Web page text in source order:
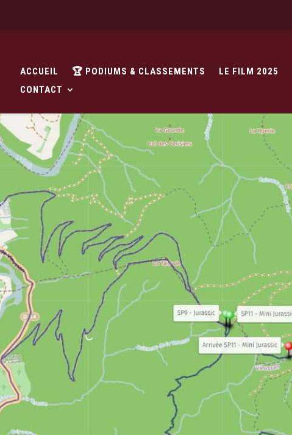
ACCUEIL 🏆 PODIUMS & CLASSEMENTS LE FILM 2025
CONTACT